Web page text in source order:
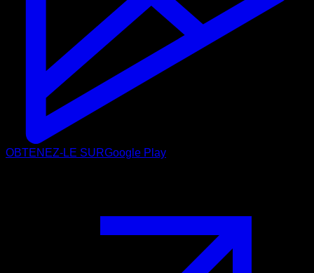
OBTENEZ-LE SURGoogle Play